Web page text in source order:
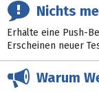
Nichts
Erhalte eine Push-
Erscheinen neuer
Warum